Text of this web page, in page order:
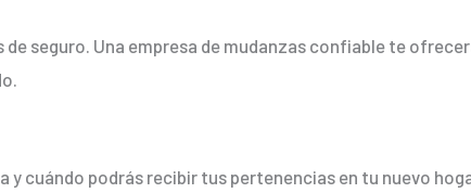
seguro. Una empresa de mudanzas confiable te
cuándo podrás recibir tus pertenencias en tu nuevo